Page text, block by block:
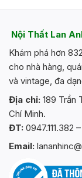
Nội Thất Lan
Khám phá hơn
cho nhà hàng,
và vintage, đa
Địa chỉ: 189 Trần
Chí Minh.
ĐT: 0947.111.382
Email: